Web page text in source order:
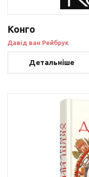
Конго
Давід ван Рейбрук
Детальніше